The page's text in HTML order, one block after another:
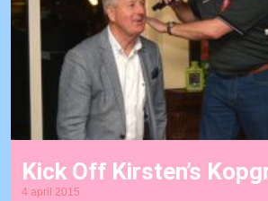
Kick Off Kirsten’s
4 april 2015